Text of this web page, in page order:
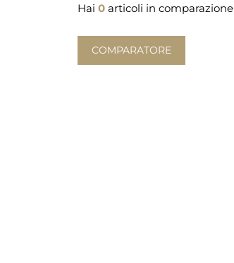
Hai 0 articoli in comparazione
COMPARATORE